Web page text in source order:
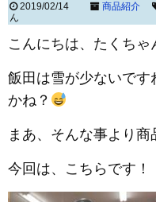
2019/02/14 商品紹介
ん
こんにちは、たくちゃ
飯田は雪が少ないで
かね？
まあ、そんな事より
今回は、こちらです！